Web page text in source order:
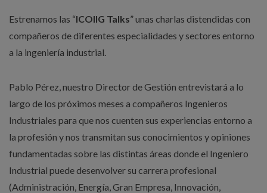
Estrenamos las “ICOIIG Talks” unas charlas distendidas con
compañeros de diferentes especialidades y sectores entorno
a la ingeniería industrial.
Pablo Pérez, nuestro Director de Gestión entrevistará a lo
largo de los próximos meses a compañeros Ingenieros
Industriales para que nos cuenten sus experiencias entorno a
la profesión y nos transmitan sus conocimientos y opiniones
fundamentadas sobre las distintas áreas donde el Ingeniero
Industrial puede desenvolver su carrera profesional
(Administración, Energía, Gran Empresa, Innovación,